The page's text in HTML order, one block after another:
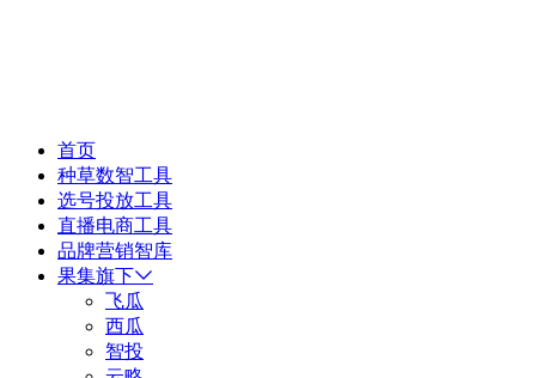
首页
种草数智工具
选号投放工具
直播电商工具
品牌营销智库
果集旗下
飞瓜
西瓜
智投